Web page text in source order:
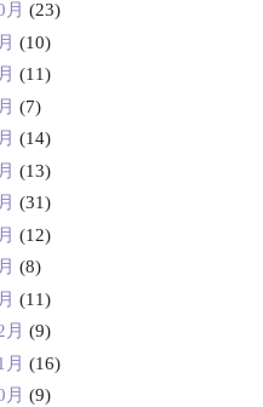
(23)
(10)
(11)
(7)
(14)
(13)
(31)
(12)
(8)
(11)
(9)
月 (16)
(9)